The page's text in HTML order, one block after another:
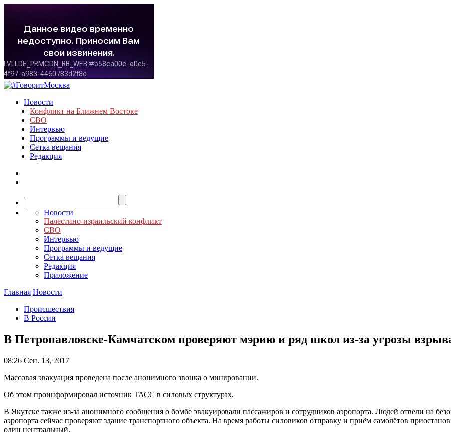
Новости
Конфликт на Ближнем Востоке
СВО
Интервью
Программы и ведущие
Сетка вещания
Редакция
Новости
Палестино-израильский конфликт
СВО
Интервью
Программы и ведущие
Сетка вещания
Редакция
Приложение
Главная Новости
Происшествия
В России
В Петропавловске-Камчатском проверяют мэрию и ряд школ из-за угрозы
08:26 Сен. 13, 2017
Массовая эвакуация проведена после анонимного звонка о минировании.
Об этом проинформировал источник ТАСС в силовых структурах.
В Якутске также из-за анонимного сообщения о бомбе эвакуировали пассажиров и сотрудников аэропорта. Людей отвели на
аэропорта сейчас проверяют здание транспортного объекта. На время работы силовиков отправку и приём самолётов
один центральный.